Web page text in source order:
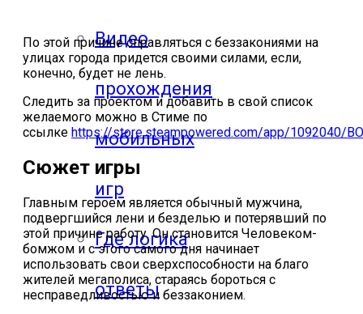
Видео
прохождения
мобильных
игр
Где логика
ответы
По этой причине справляться с беззакониями на
улицах города придется своими силами, если,
конечно, будет не лень.
Следить за проектом и добавить в свой список
желаемого можно в Стиме по
ссылке https://store.steampowered.com/app/1092040/
Сюжет игры
Главным героем является обычный мужчина,
подвергшийся лени и безделью и потерявший по
этой причине работу. Он становится Человеком-
бомжом и с этого самого дня начинает
использовать свои сверхспособности на благо
жителей мегаполиса, стараясь бороться с
несправедливостью и беззаконием.